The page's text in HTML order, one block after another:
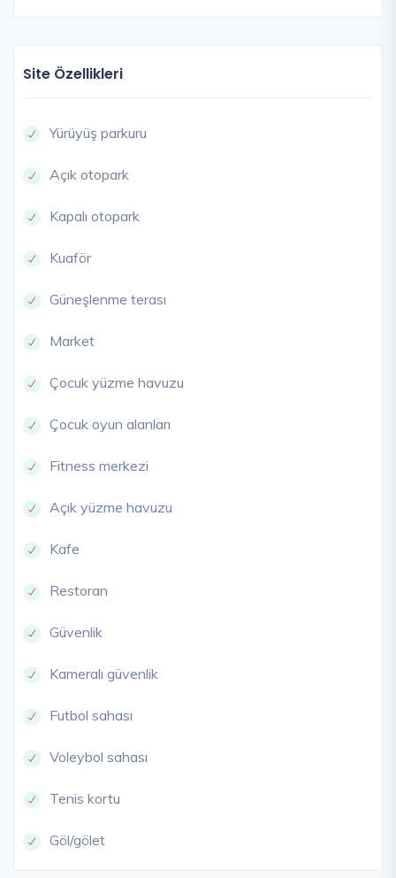
Site Özellikleri
Yürüyüş parkuru
Açık otopark
Kapalı otopark
Kuaför
Güneşlenme terası
Market
Çocuk yüzme havuzu
Çocuk oyun alanları
Fitness merkezi
Açık yüzme havuzu
Kafe
Restoran
Güvenlik
Kameralı güvenlik
Futbol sahası
Voleybol sahası
Tenis kortu
Göl/gölet